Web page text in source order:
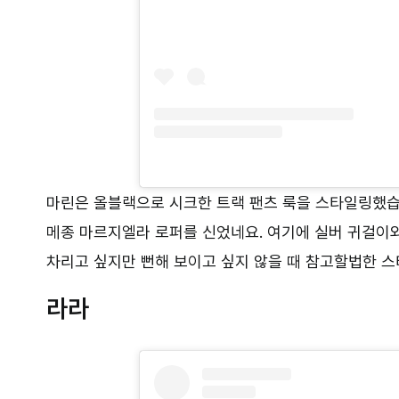
마린은 올블랙으로 시크한 트랙 팬츠 룩을 스타일링했
메종 마르지엘라 로퍼를 신었네요. 여기에 실버 귀걸
차리고 싶지만 뻔해 보이고 싶지 않을 때 참고할법한 스
라라